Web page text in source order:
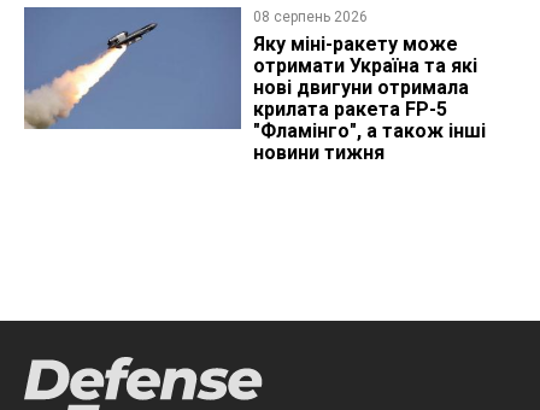
08 серпень 2026
Яку міні-ракету може
отримати Україна та які
нові двигуни отримала
крилата ракета FP-5
"Фламінго", а також інші
новини тижня